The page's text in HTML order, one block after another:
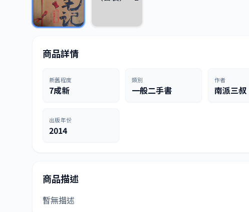
商品詳情
新舊程度
7成新
類別
一般二手書
作者
南派三叔
出版年份
2014
商品描述
暫無描述